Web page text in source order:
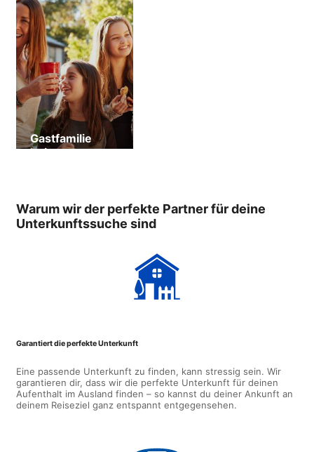
Gastfamilie
beim
Warum wir der perfekte Partner für deine
Unterkunftssuche sind
Garantiert die perfekte Unterkunft
Eine passende Unterkunft zu finden, kann stressig sein. Wir
garantieren dir, dass wir die perfekte Unterkunft für deinen
Aufenthalt im Ausland finden – so kannst du deiner Ankunft an
deinem Reiseziel ganz entspannt entgegensehen.